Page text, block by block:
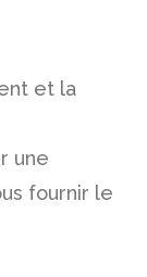
et la
une
fournir le